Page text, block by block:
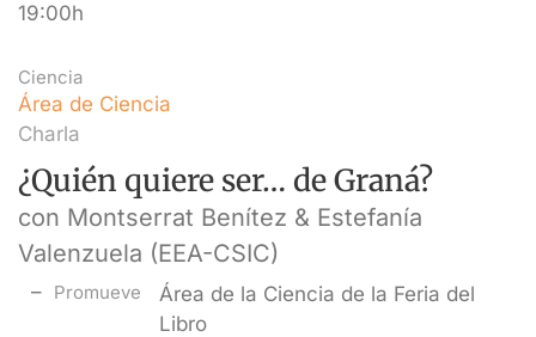
19:00h
Ciencia
Área de Ciencia
Charla
¿Quién quiere ser… de Graná?
con Montserrat Benítez & Estefanía
Valenzuela (EEA-CSIC)
Promueve
Área de la Ciencia de la Feria del
Libro